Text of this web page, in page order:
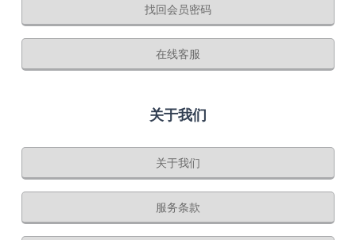
找回会员密码
在线客服
关于我们
关于我们
服务条款